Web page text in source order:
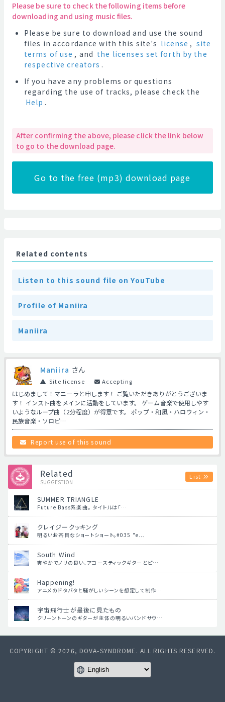
Please be sure to check the following items before
downloading and using music files.
Please be sure to download and use the sound
files in accordance with this site's license , site
terms of use , and the licenses set forth by the
respective creators .
If you have any problems or questions
regarding the use of tracks, please check the
Help .
After confirming the above, please click the link below
to go to the download page.
Go to the free (mp3) download page
Related contents
Listen to this sound file on YouTube
Profile of Maniira
Maniira
Maniira さん
Site license Accepting
はじめまして！マニーラと申します！ ご覧いただきありがとうございま
す！ インスト曲をメインに活動をしています。 ゲーム音楽で使用しやす
いようなループ曲（2分程度）が得意です。 ポップ・和風・ハロウィン・
民族音楽・ソロピ…
Report use of this sound
Related
SUGGESTION
List
SUMMER TRIANGLE
Future Bass系楽曲。 タイトルは「…
クレイジークッキング
明るいお茶目なショートショート。#035 "e…
South Wind
爽やかでノリの良い、アコースティックギターとピ…
Happening!
アニメのドタバタと騒がしいシーンを想定して制作…
宇宙飛行士が最後に見たもの
クリーントーンのギターが主体の明るいバンドサウ…
COPYRIGHT © 2026, DOVA-SYNDROME. ALL RIGHTS RESERVED.